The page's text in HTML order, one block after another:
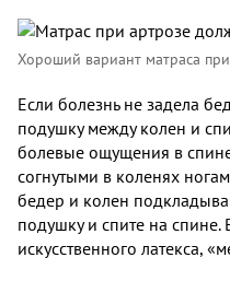
Хороший вариант матраса
Если болезнь не задела
подушку между колен и
болевые ощущения в
согнутыми в коленях
бедер и колен
подушку и спите на спине.
искусственного латекса,